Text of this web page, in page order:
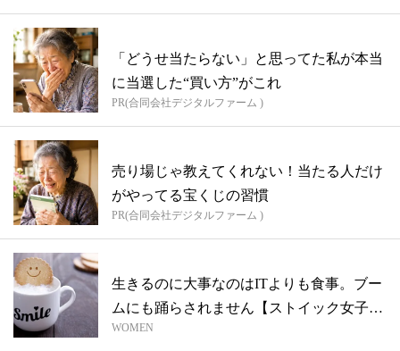
「どうせ当たらない」と思ってた私が本当
に当選した“買い方”がこれ
PR(合同会社デジタルファーム )
売り場じゃ教えてくれない！当たる人だけ
がやってる宝くじの習慣
PR(合同会社デジタルファーム )
生きるのに大事なのはITよりも食事。ブー
ムにも踊らされません【ストイック女子／
K...
WOMEN